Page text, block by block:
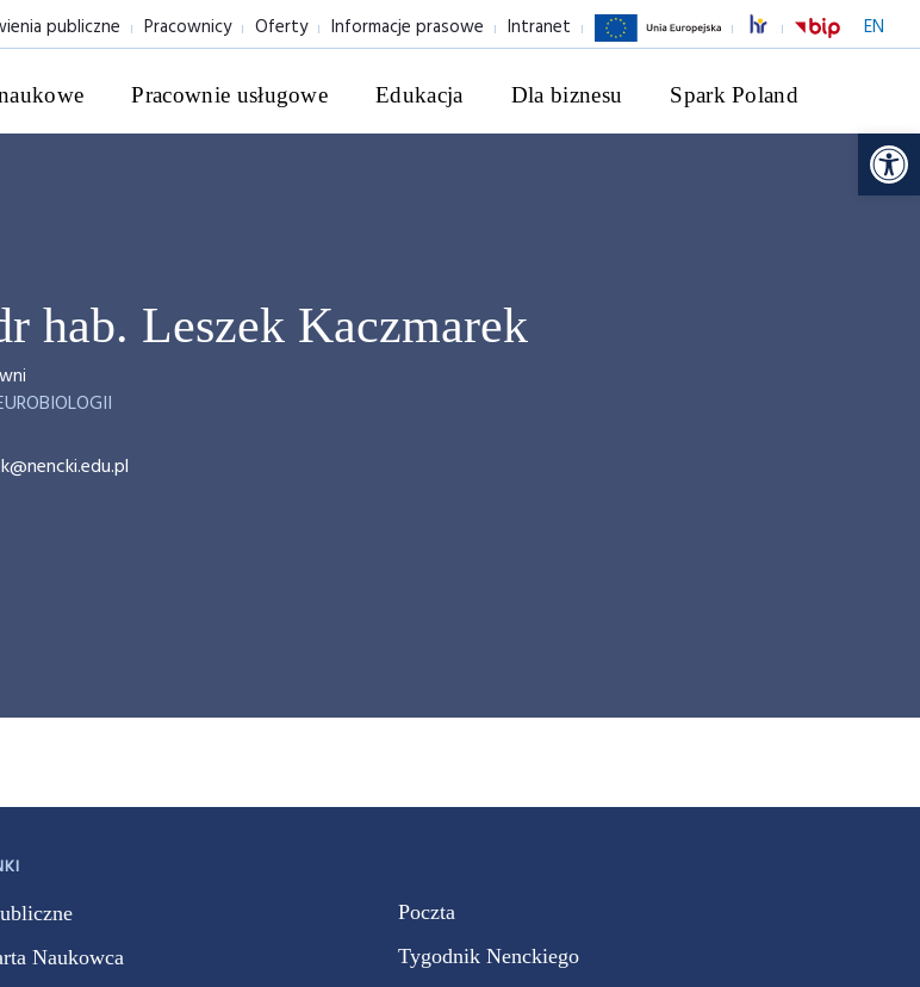
EN
publiczne Pracownicy Oferty Informacje prasowe Intranet
Pracownie usługowe Edukacja Dla biznesu Spark Poland
hab. Leszek Kaczmarek
Naukowca
Poczta
Tygodnik Nenckiego